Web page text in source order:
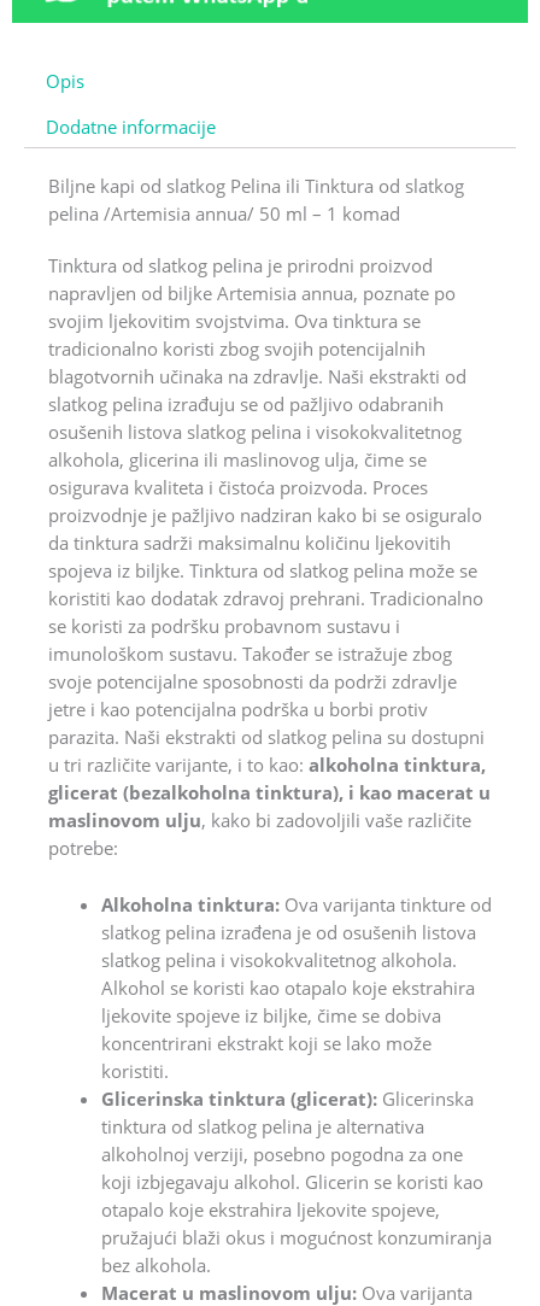
Opis
Dodatne informacije
Biljne kapi od slatkog Pelina ili Tinktura od slatkog
pelina /Artemisia annua/ 50 ml – 1 komad
Tinktura od slatkog pelina je prirodni proizvod
napravljen od biljke Artemisia annua, poznate po
svojim ljekovitim svojstvima. Ova tinktura se
tradicionalno koristi zbog svojih potencijalnih
blagotvornih učinaka na zdravlje. Naši ekstrakti od
slatkog pelina izrađuju se od pažljivo odabranih
osušenih listova slatkog pelina i visokokvalitetnog
alkohola, glicerina ili maslinovog ulja, čime se
osigurava kvaliteta i čistoća proizvoda. Proces
proizvodnje je pažljivo nadziran kako bi se osiguralo
da tinktura sadrži maksimalnu količinu ljekovitih
spojeva iz biljke. Tinktura od slatkog pelina može se
koristiti kao dodatak zdravoj prehrani. Tradicionalno
se koristi za podršku probavnom sustavu i
imunološkom sustavu. Također se istražuje zbog
svoje potencijalne sposobnosti da podrži zdravlje
jetre i kao potencijalna podrška u borbi protiv
parazita. Naši ekstrakti od slatkog pelina su dostupni
u tri različite varijante, i to kao: alkoholna tinktura,
glicerat (bezalkoholna tinktura), i kao macerat u
maslinovom ulju, kako bi zadovoljili vaše različite
potrebe:
Alkoholna tinktura: Ova varijanta tinkture od
slatkog pelina izrađena je od osušenih listova
slatkog pelina i visokokvalitetnog alkohola.
Alkohol se koristi kao otapalo koje ekstrahira
ljekovite spojeve iz biljke, čime se dobiva
koncentrirani ekstrakt koji se lako može
koristiti.
Glicerinska tinktura (glicerat):Glicerinska
tinktura od slatkog pelina je alternativa
alkoholnoj verziji, posebno pogodna za one
koji izbjegavaju alkohol. Glicerin se koristi kao
otapalo koje ekstrahira ljekovite spojeve,
pružajući blaži okus i mogućnost konzumiranja
bez alkohola.
Macerat u maslinovom ulju: Ova varijanta